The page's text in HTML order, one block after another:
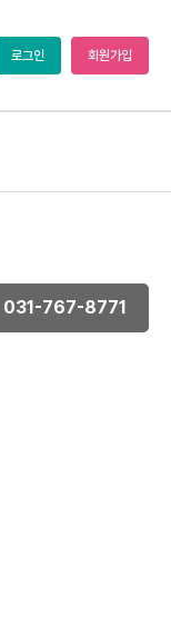
로그인 회원가입
031-767-8771